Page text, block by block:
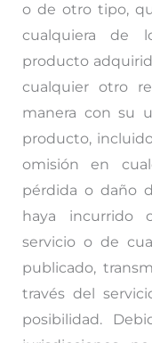
o de otro tipo,
cualquiera de
producto
cualquier otro
manera con su
producto,
omisión en
pérdida o daño
haya incurrido
servicio o de
publicado,
través del
posibilidad.